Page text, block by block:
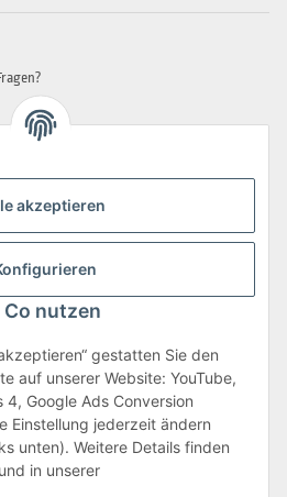
akzeptieren
nutzen
gestatten Sie den
auf unserer Website: YouTube,
4, Google Ads Conversion
Einstellung jederzeit ändern
unten). Weitere Details finden
und in unserer